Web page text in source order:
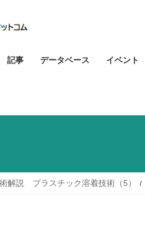
記事 データベース イベント
解説 プラスチック溶着技術（5）